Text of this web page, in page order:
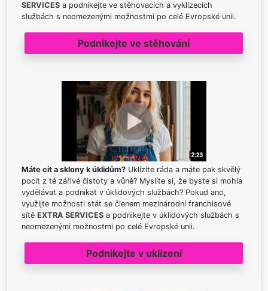
SERVICES a podnikejte ve stěhovacích a vyklízecích
službách s neomezenými možnostmi po celé Evropské unii.
Podnikejte ve stěhování
Máte cit a sklony k úklidům? Uklízíte ráda a máte pak skvělý
pocit z té zářivé čistoty a vůně? Myslíte si, že byste si mohla
vydělávat a podnikat v úklidových službách? Pokud ano,
využijte možnosti stát se členem mezinárodní franchisové
sítě EXTRA SERVICES a podnikejte v úklidových službách s
neomezenými možnostmi po celé Evropské unii.
Podnikejte v uklízení